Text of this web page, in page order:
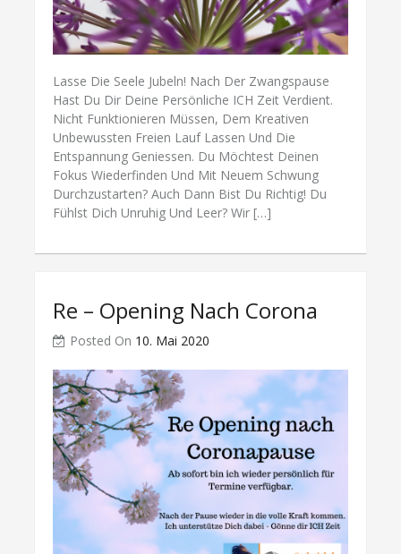
Lasse Die Seele Jubeln! Nach Der Zwangspause
Hast Du Dir Deine Persönliche ICH Zeit Verdient.
Nicht Funktionieren Müssen, Dem Kreativen
Unbewussten Freien Lauf Lassen Und Die
Entspannung Geniessen. Du Möchtest Deinen
Fokus Wiederfinden Und Mit Neuem Schwung
Durchzustarten? Auch Dann Bist Du Richtig! Du
Fühlst Dich Unruhig Und Leer? Wir […]
Re – Opening Nach Corona
Posted On 10. Mai 2020